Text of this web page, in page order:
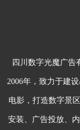
四川数字光魔广告
2006年，致力于建
电影，打造数字景区
安装、广告投放、